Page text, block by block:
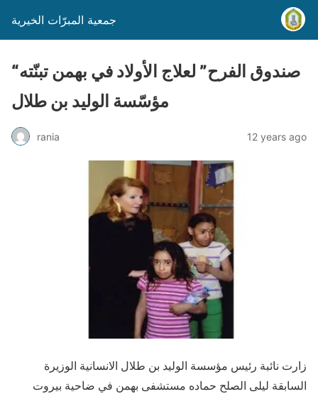
جمعية المبرّات الخيرية
“صندوق الفرح” لعلاج الأولاد في بهمن تبنّته
مؤسّسة الوليد بن طلال
rania 12 years ago
زارت نائبة رئيس مؤسسة الوليد بن طلال الانسانية الوزيرة
السابقة ليلى الصلح حماده مستشفى بهمن في ضاحية بيروت